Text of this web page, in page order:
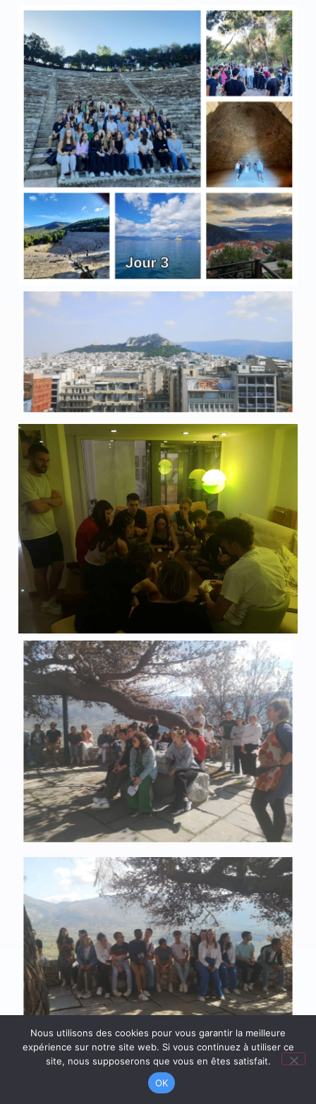
Nous utilisons des cookies pour vous garantir la meilleure
expérience sur notre site web. Si vous continuez à utiliser ce
site, nous supposerons que vous en êtes satisfait.
OK